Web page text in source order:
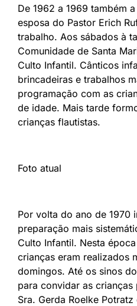
De 1962 a 1969 também
esposa do Pastor Erich
trabalho. Aos sábados à
Comunidade de Santa
Culto Infantil. Cânticos
brincadeiras e trabalhos
programação com as
de idade. Mais tarde
crianças flautistas.
Foto atual
Por volta do ano de 1970
preparação mais
Culto Infantil. Nesta
crianças eram realizados
domingos. Até os sinos
para convidar as
Sra. Gerda Roelke